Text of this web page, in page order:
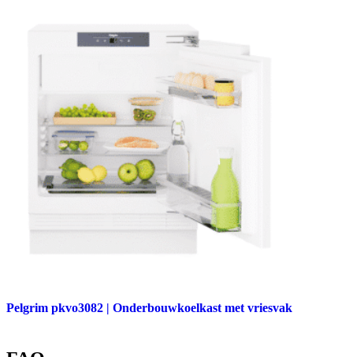
Pelgrim pkvo3082 | Onderbouwkoelkast met vriesvak